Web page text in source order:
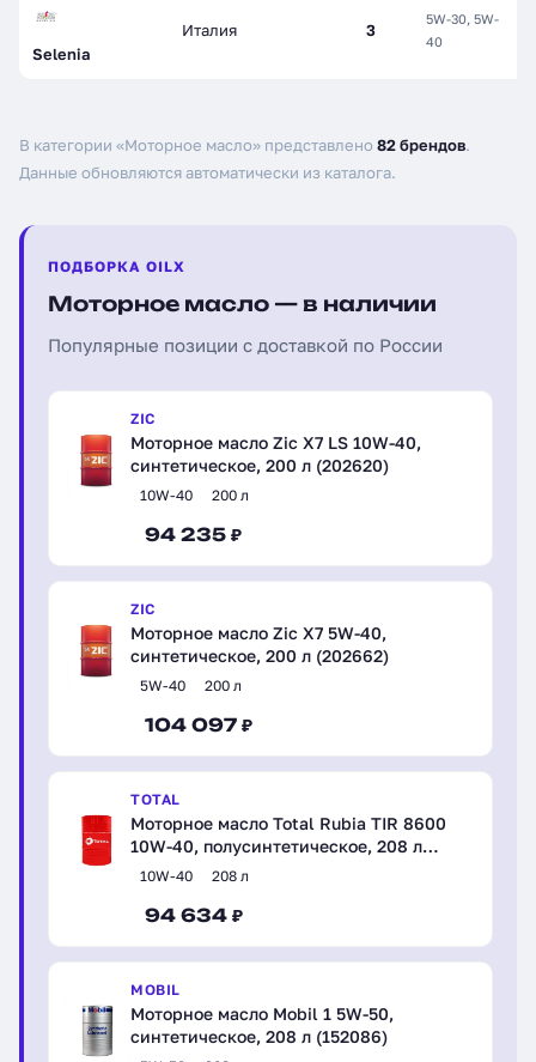
Selenia
Италия 3
5W-30, 5W-
40
В категории «Моторное масло» представлено 82 брендов.
Данные обновляются автоматически из каталога.
ПОДБОРКА OILX
Моторное масло — в наличии
Популярные позиции с доставкой по России
ZIC
Моторное масло Zic X7 LS 10W-40,
синтетическое, 200 л (202620)
10W-40 200 л
94 235 ₽
ZIC
Моторное масло Zic X7 5W-40,
синтетическое, 200 л (202662)
5W-40 200 л
104 097 ₽
TOTAL
Моторное масло Total Rubia TIR 8600
10W-40, полусинтетическое, 208 л
(110800)
10W-40 208 л
94 634 ₽
MOBIL
Моторное масло Mobil 1 5W-50,
синтетическое, 208 л (152086)